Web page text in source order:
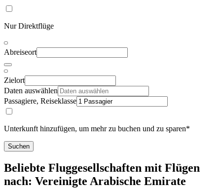
Nur Direktflüge
Abreiseort
Zielort
Daten auswählen
Passagiere, Reiseklasse
Unterkunft hinzufügen, um mehr zu buchen und zu sparen*
Suchen
Beliebte Fluggesellschaften mit Flügen
nach: Vereinigte Arabische Emirate